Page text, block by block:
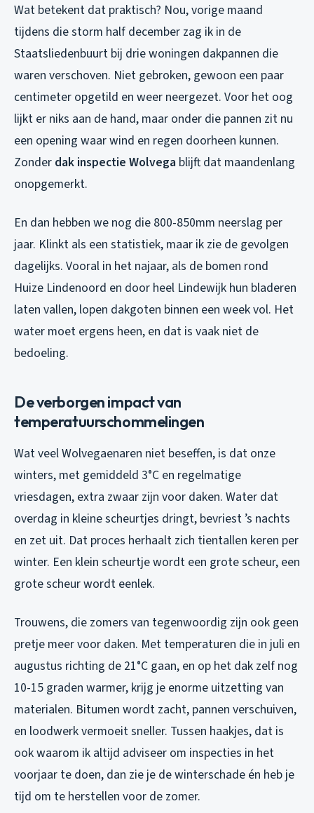
Wat betekent dat praktisch? Nou, vorige maand
tijdens die storm half december zag ik in de
Staatsliedenbuurt bij drie woningen dakpannen die
waren verschoven. Niet gebroken, gewoon een paar
centimeter opgetild en weer neergezet. Voor het oog
lijkt er niks aan de hand, maar onder die pannen zit nu
een opening waar wind en regen doorheen kunnen.
Zonder dak inspectie Wolvega blijft dat maandenlang
onopgemerkt.
En dan hebben we nog die 800-850mm neerslag per
jaar. Klinkt als een statistiek, maar ik zie de gevolgen
dagelijks. Vooral in het najaar, als de bomen rond
Huize Lindenoord en door heel Lindewijk hun bladeren
laten vallen, lopen dakgoten binnen een week vol. Het
water moet ergens heen, en dat is vaak niet de
bedoeling.
De verborgen impact van
temperatuurschommelingen
Wat veel Wolvegaenaren niet beseffen, is dat onze
winters, met gemiddeld 3°C en regelmatige
vriesdagen, extra zwaar zijn voor daken. Water dat
overdag in kleine scheurtjes dringt, bevriest ’s nachts
en zet uit. Dat proces herhaalt zich tientallen keren per
winter. Een klein scheurtje wordt een grote scheur, een
grote scheur wordt eenlek.
Trouwens, die zomers van tegenwoordig zijn ook geen
pretje meer voor daken. Met temperaturen die in juli en
augustus richting de 21°C gaan, en op het dak zelf nog
10-15 graden warmer, krijg je enorme uitzetting van
materialen. Bitumen wordt zacht, pannen verschuiven,
en loodwerk vermoeit sneller. Tussen haakjes, dat is
ook waarom ik altijd adviseer om inspecties in het
voorjaar te doen, dan zie je de winterschade én heb je
tijd om te herstellen voor de zomer.